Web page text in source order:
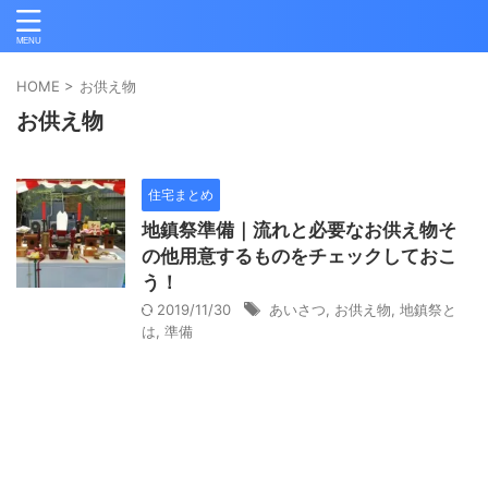
HOME > お供え物
お供え物
住宅まとめ
地鎮祭準備｜流れと必要なお供え物そ
の他用意するものをチェックしておこ
う！
2019/11/30 あいさつ お供え物 地鎮祭と
は 準備